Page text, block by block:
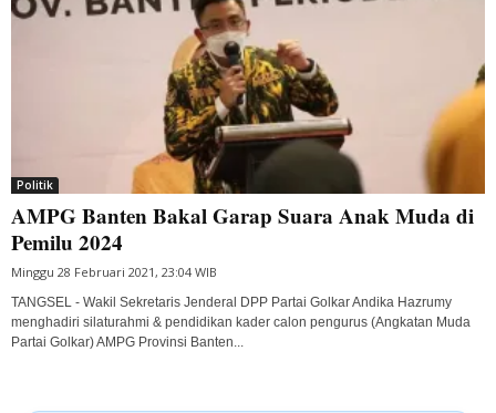
Politik
AMPG Banten Bakal Garap Suara Anak Muda di
Pemilu 2024
Minggu 28 Februari 2021, 23:04 WIB
TANGSEL - Wakil Sekretaris Jenderal DPP Partai Golkar Andika Hazrumy
menghadiri silaturahmi & pendidikan kader calon pengurus (Angkatan Muda
Partai Golkar) AMPG Provinsi Banten...